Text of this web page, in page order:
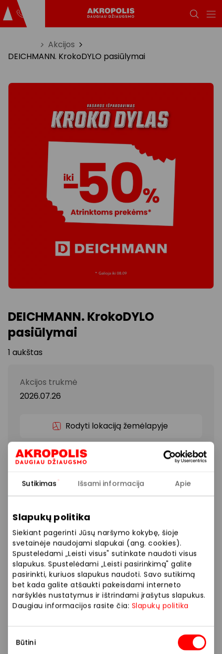
Sutikimas Išsami informacija Apie
Slapukų politika
Siekiant pagerinti Jūsų naršymo kokybę, šioje
svetainėje naudojami slapukai (ang. cookies).
Spustelėdami „Leisti visus" sutinkate naudoti visus
slapukus. Spustelėdami „Leisti pasirinkimą" galite
pasirinkti, kuriuos slapukus naudoti. Savo sutikimą
bet kada galite atšaukti pakeisdami interneto
naršyklės nustatymus ir ištrindami įrašytus slapukus.
Daugiau informacijos rasite čia: Slapukų politika
pasirinkimas
Būtini
Akcijos
DEICHMANN. KrokoDYLO pasiūlymai
DEICHMANN. KrokoDYLO
pasiūlymai
1 aukštas
Akcijos trukmė
2026.07.26
Rodyti lokaciją žemėlapyje
Metas atsinaujinti! 🤩 Tik DABAR atrinktoms prekėms
veikiančios parduotuvės ir paslaugų teikėjai
savarankiškai nustato taikomas nuolaidas, jų
dydžius bei kitas aktualias sąlygas. Stengiamės
kuo tiksliau pateikti aktualią informaciją, tačiau,
jei kyla neatitikimų tarp mūsų tinklalapyje
pateiktos informacijos ir faktinės informacijos
parduotuvėje ar paslaugų teikimo vietoje, visada
vadovaukitės tuo, kas nurodyta konkrečioje
klausimais, susijusiais su konkrečiomis
nuolaidomis bei vykstančiomis akcijomis,